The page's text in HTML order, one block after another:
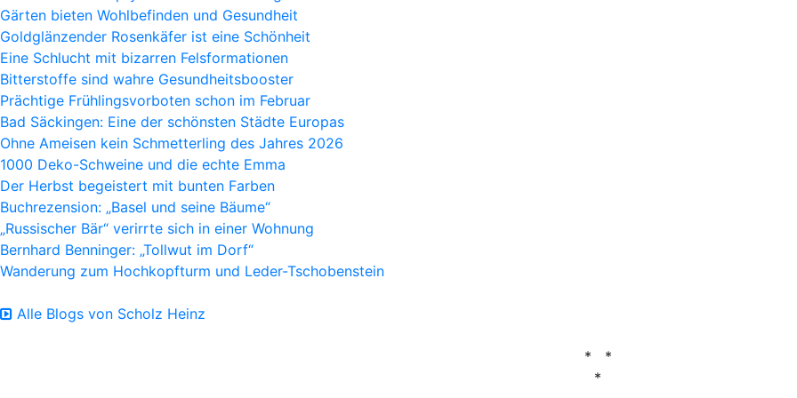
Gärten bieten Wohlbefinden und Gesundheit
Goldglänzender Rosenkäfer ist eine Schönheit
Eine Schlucht mit bizarren Felsformationen
Bitterstoffe sind wahre Gesundheitsbooster
Prächtige Frühlingsvorboten schon im Februar
Bad Säckingen: Eine der schönsten Städte Europas
Ohne Ameisen kein Schmetterling des Jahres 2026
1000 Deko-Schweine und die echte Emma
Der Herbst begeistert mit bunten Farben
Buchrezension: „Basel und seine Bäume“
„Russischer Bär“ verirrte sich in einer Wohnung
Bernhard Benninger: „Tollwut im Dorf“
Wanderung zum Hochkopfturm und Leder-Tschobenstein
Alle Blogs von Scholz Heinz
* *
*